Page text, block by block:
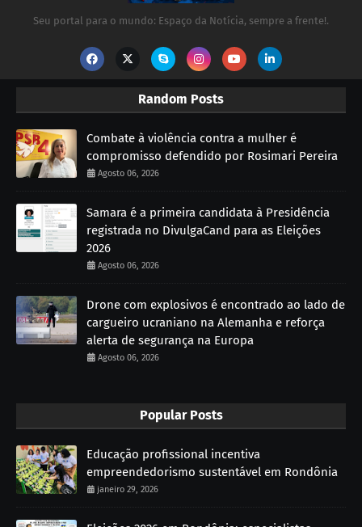
Seu portal para o mundo: Espaço da Notícia, sempre a frente!.
Random Posts
Combate à violência contra a mulher é
compromisso defendido por Rosimari Pereira
Agosto 06, 2026
Samara é a primeira candidata à Presidência
registrada no DivulgaCand para as Eleições
2026
Agosto 06, 2026
Drone com explosivos é encontrado ao lado de
cargueiro ucraniano na Alemanha e reforça
alerta de segurança na Europa
Agosto 06, 2026
Popular Posts
Educação profissional incentiva
empreendedorismo sustentável em Rondônia
janeiro 29, 2026